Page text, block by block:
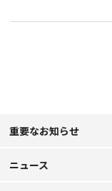
重要なお知らせ
ニュース